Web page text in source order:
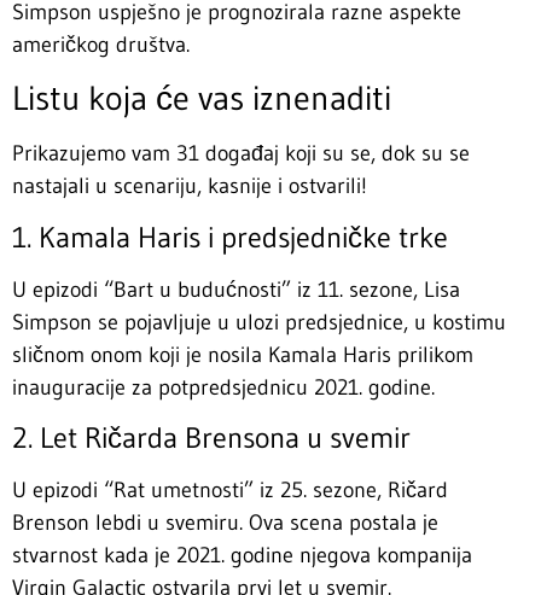
Simpson uspješno je prognozirala razne aspekte
američkog društva.
Listu koja će vas iznenaditi
Prikazujemo vam 31 događaj koji su se, dok su se
nastajali u scenariju, kasnije i ostvarili!
1. Kamala Haris i predsjedničke trke
U epizodi “Bart u budućnosti” iz 11. sezone, Lisa
Simpson se pojavljuje u ulozi predsjednice, u kostimu
sličnom onom koji je nosila Kamala Haris prilikom
inauguracije za potpredsjednicu 2021. godine.
2. Let Ričarda Brensona u svemir
U epizodi “Rat umetnosti” iz 25. sezone, Ričard
Brenson lebdi u svemiru. Ova scena postala je
stvarnost kada je 2021. godine njegova kompanija
Virgin Galactic ostvarila prvi let u svemir.